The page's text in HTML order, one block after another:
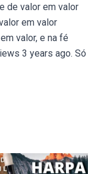
de valor em valor
em valor
valor, e na fé
3 years ago. Só